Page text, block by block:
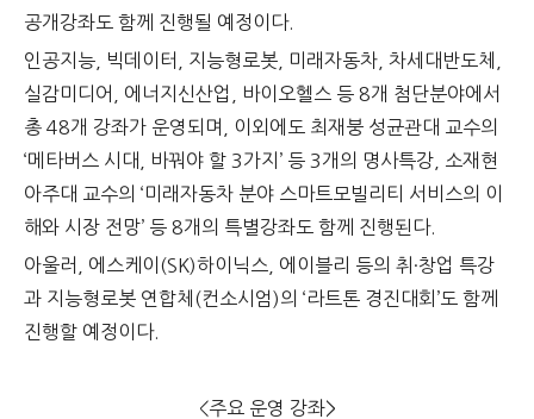
공개강좌도 함께 진행될 예정이다.
인공지능, 빅데이터, 지능형로봇, 미래자동차, 차세대반도체,
실감미디어, 에너지신산업, 바이오헬스 등 8개 첨단분야에서
총 48개 강좌가 운영되며, 이외에도 최재붕 성균관대 교수의
‘메타버스 시대, 바꿔야 할 3가지’ 등 3개의 명사특강, 소재현
아주대 교수의 ‘미래자동차 분야 스마트모빌리티 서비스의 이
해와 시장 전망’ 등 8개의 특별강좌도 함께 진행된다.
아울러, 에스케이(SK)하이닉스, 에이블리 등의 취·창업 특강
과 지능형로봇 연합체(컨소시엄)의 ‘라트톤 경진대회’도 함께
진행할 예정이다.
<주요 운영 강좌>